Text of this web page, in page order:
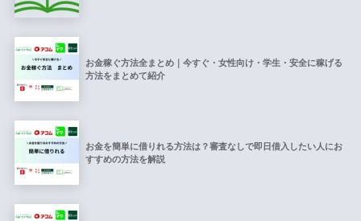
お金稼ぐ方法全まとめ｜今すぐ・女性向け・学生・安全に稼げる
方法をまとめて紹介
お金を簡単に借りれる方法は？審査なしで即日借入したい人にお
すすめの方法を解説